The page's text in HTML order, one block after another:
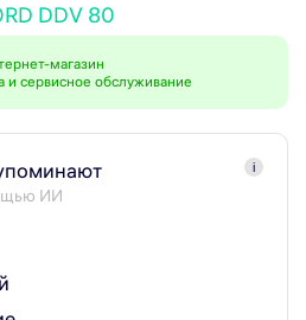
DDV 80
магазин
и сервисное обслуживание
ИИ
i